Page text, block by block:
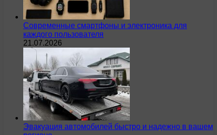
Современные смартфоны и электроника для
каждого пользователя
21.07.2026
Эвакуация автомобилей быстро и надежно в вашем